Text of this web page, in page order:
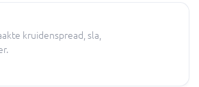
kruidenspread, sla,